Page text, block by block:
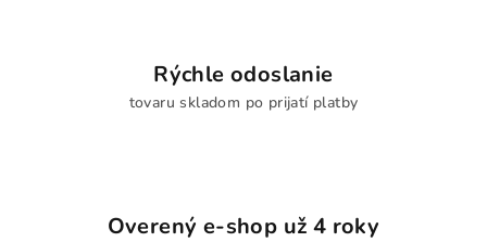
Rýchle odoslanie
tovaru skladom po prijatí platby
Overený e-shop už 4 roky